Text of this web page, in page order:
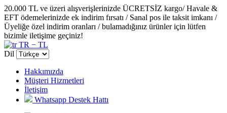
20.000 TL ve üzeri alışverişlerinizde ÜCRETSİZ kargo/ Havale &
EFT ödemelerinizde ek indirim fırsatı / Sanal pos ile taksit imkanı /
Üyeliğe özel indirim oranları / bulamadığınız ürünler için lütfen
bizimle iletişime geçiniz!
TR − TL
Dil
Hakkımızda
Müşteri Hizmetleri
İletişim
Whatsapp Destek Hattı